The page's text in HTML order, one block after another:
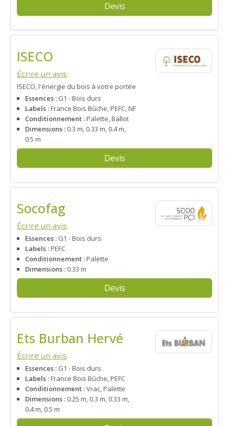
Devis
ISECO
Écrire un avis
ISECO, l'énergie du bois à votre portée
Essences : G1 - Bois durs
Labels :France Bois Bûche, PEFC, NF
Conditionnement :Palette, Ballot
Dimensions : 0.3 m, 0.33 m, 0.4 m,
0.5 m
Devis
Socofag
Écrire un avis
Essences : G1 - Bois durs
Labels :PEFC
Conditionnement :Palette
Dimensions : 0.33 m
Devis
Ets Burban Hervé
Écrire un avis
Essences : G1 - Bois durs
Labels :France Bois Bûche, PEFC
Conditionnement :Vrac, Palette
Dimensions : 0.25 m, 0.3 m, 0.33 m,
0.4 m, 0.5 m